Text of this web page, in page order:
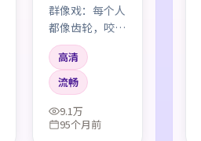
群像戏：每个人
都像齿轮，咬合
时发出刺耳声
响。没有绝对主
角，只有互相牵
连的命运。
高清
流畅
9.1万
95个月前